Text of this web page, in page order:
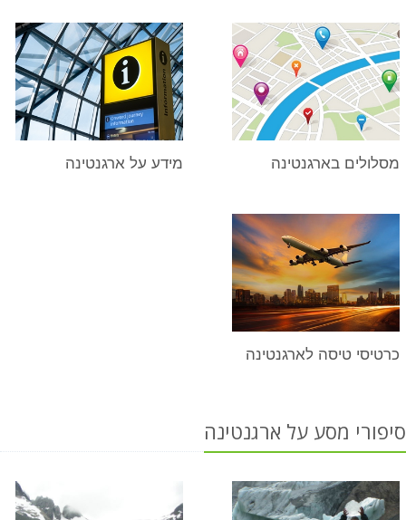
מסלולים בארגנטינה מידע על ארגנטינה
כרטיסי טיסה לארגנטינה
סיפורי מסע על ארגנטינה